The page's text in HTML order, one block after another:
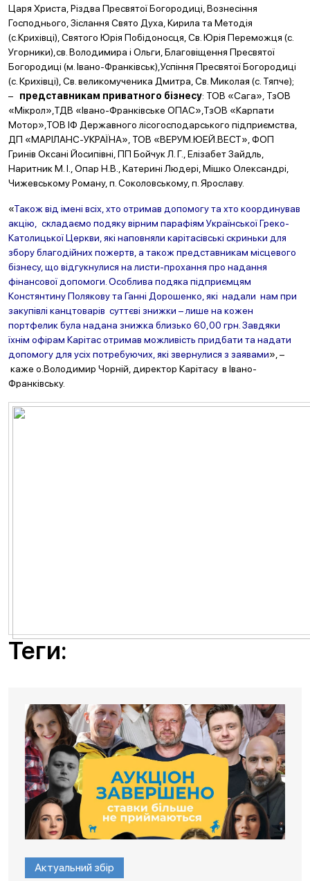
Царя Христа, Різдва Пресвятої Богородиці, Вознесіння
Господнього, Зіслання Свято Духа, Кирила та Методія
(с.Крихівці), Святого Юрія Побідоносця, Св. Юрія Переможця (с.
Угорники),св. Володимира і Ольги, Благовіщення Пресвятої
Богородиці (м. Івано-Франківськ),Успіння Пресвятої Богородиці
(с. Крихівці), Св. великомученика Дмитра, Св. Миколая (с. Тяпче);
– представникам приватного бізнесу: ТОВ «Сага», ТзОВ
«Мікрол»,ТДВ «Івано-Франківське ОПАС»,ТзОВ «Карпати
Мотор»,ТОВ ІФ Державного лісогосподарського підприємства,
ДП «МАРІЛАНС-УКРАЇНА», ТОВ «ВЕРУМ.ЮЕЙ.ВЕСТ», ФОП
Гринів Оксані Йосипівні, ПП Бойчук Л. Г., Елізабет Зайдль,
Наритник М. І., Опар Н.В., Катерині Людері, Мішко Олександрі,
Чижевському Роману, п. Соколовському, п. Ярославу.
«Також від імені всіх, хто отримав допомогу та хто координував
акцію, складаємо подяку вірним парафіям Української Греко-
Католицької Церкви, які наповняли карітасівські скриньки для
збору благодійних пожертв, а також представникам місцевого
бізнесу, що відгукнулися на листи-прохання про надання
фінансової допомоги. Особлива подяка підприємцям
Констянтину Полякову та Ганні Дорошенко, які надали нам при
закупівлі канцтоварів суттєві знижки – лише на кожен
портфелик була надана знижка близько 60,00 грн. Завдяки
їхнім офірам Карітас отримав можливість придбати та надати
допомогу для усіх потребуючих, які звернулися з заявами», –
каже о.Володимир Чорній, директор Карітасу в Івано-
Франківську.
Теги:
Актуальний збір